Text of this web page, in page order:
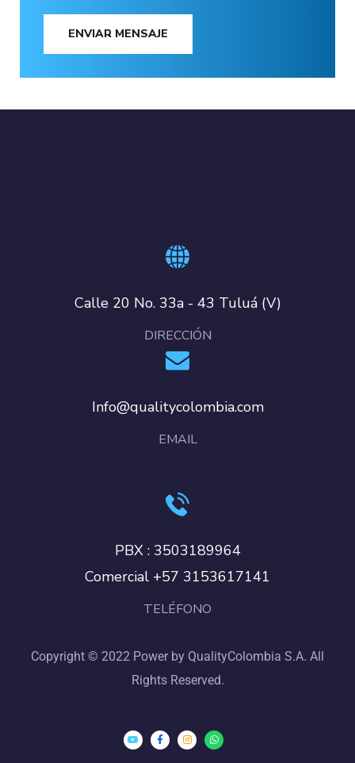
ENVIAR MENSAJE
Calle 20 No. 33a - 43 Tuluá (V)
DIRECCIÓN
Info@qualitycolombia.com
EMAIL
PBX : 3503189964
Comercial +57 3153617141
TELÉFONO
Copyright © 2022 Power by QualityColombia S.A. All
Rights Reserved.